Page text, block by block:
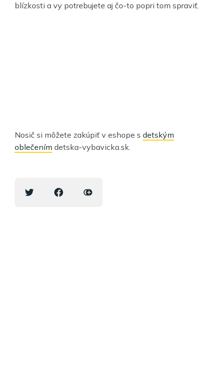
blízkosti a vy potrebujete aj čo-to popri tom spraviť.
Nosič si môžete zakúpiť v eshope s detským
oblečením detska-vybavicka.sk.